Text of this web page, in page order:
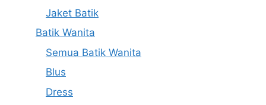
Jaket Batik
Batik Wanita
Semua Batik Wanita
Blus
Dress